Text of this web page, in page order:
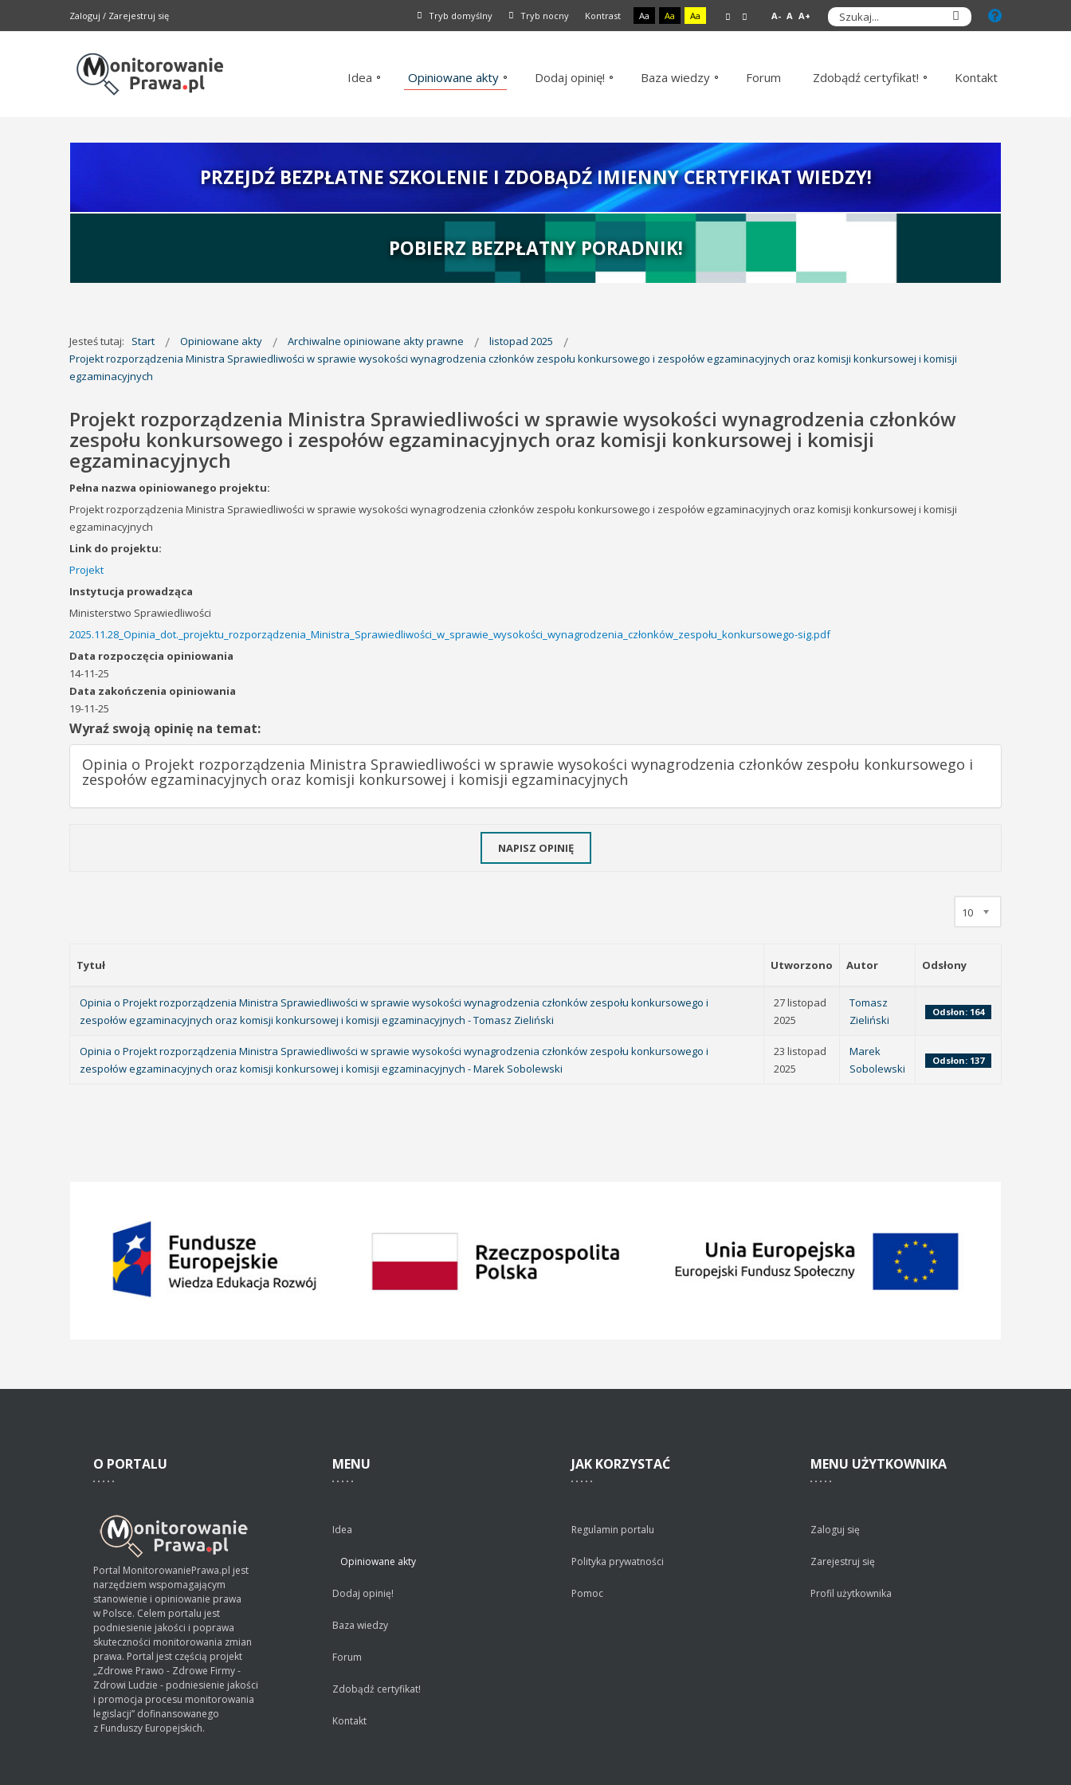
Zaloguj / Zarejestruj się Tryb domyślny Tryb nocny Kontrast Aa Aa Aa A- A A+
Idea Opiniowane akty Dodaj opinię! Baza wiedzy Forum Zdobądź certyfikat! Kontakt
PRZEJDŹ BEZPŁATNE SZKOLENIE I ZDOBĄDŹ IMIENNY CERTYFIKAT WIEDZY!
POBIERZ BEZPŁATNY PORADNIK!
Jesteś tutaj: Start Opiniowane akty Archiwalne opiniowane akty prawne
listopad 2025
Projekt rozporządzenia Ministra Sprawiedliwości w sprawie wysokości wynagrodzenia członków zespołu konkursowego i zespołów egzaminacyjnych oraz komisji konkursowej i komisji
egzaminacyjnych
Projekt rozporządzenia Ministra Sprawiedliwości w sprawie wysokości wynagrodzenia członków
zespołu konkursowego i zespołów egzaminacyjnych oraz komisji konkursowej i komisji
egzaminacyjnych
Pełna nazwa opiniowanego projektu:
Projekt rozporządzenia Ministra Sprawiedliwości w sprawie wysokości wynagrodzenia członków zespołu konkursowego i zespołów egzaminacyjnych oraz komisji konkursowej i komisji
egzaminacyjnych
Link do projektu:
Projekt
Instytucja prowadząca
Ministerstwo Sprawiedliwości
2025.11.28_Opinia_dot._projektu_rozporządzenia_Ministra_Sprawiedliwości_w_sprawie_wysokości_wynagrodzenia_członków_zespołu_konkursowego-sig.pdf
Data rozpoczęcia opiniowania
14-11-25
Data zakończenia opiniowania
19-11-25
Wyraź swoją opinię na temat:
Opinia o Projekt rozporządzenia Ministra Sprawiedliwości w sprawie wysokości wynagrodzenia członków zespołu konkursowego i
zespołów egzaminacyjnych oraz komisji konkursowej i komisji egzaminacyjnych
NAPISZ OPINIĘ
10
Tytuł Utworzono Autor Odsłony
Opinia o Projekt rozporządzenia Ministra Sprawiedliwości w sprawie wysokości wynagrodzenia członków zespołu konkursowego i
zespołów egzaminacyjnych oraz komisji konkursowej i komisji egzaminacyjnych - Tomasz Zieliński
27 listopad
2025
Tomasz
Zieliński
Odsłon: 164
Opinia o Projekt rozporządzenia Ministra Sprawiedliwości w sprawie wysokości wynagrodzenia członków zespołu konkursowego i
zespołów egzaminacyjnych oraz komisji konkursowej i komisji egzaminacyjnych - Marek Sobolewski
23 listopad
2025
Marek
Sobolewski
Odsłon: 137
O PORTALU
Portal MonitorowaniePrawa.pl jest
narzędziem wspomagającym
stanowienie i opiniowanie prawa
w Polsce. Celem portalu jest
podniesienie jakości i poprawa
skuteczności monitorowania zmian
prawa. Portal jest częścią projekt
„Zdrowe Prawo - Zdrowe Firmy -
Zdrowi Ludzie - podniesienie jakości
i promocja procesu monitorowania
legislacji” dofinansowanego
z Funduszy Europejskich.
MENU
Idea
Opiniowane akty
Dodaj opinię!
Baza wiedzy
Forum
Zdobądź certyfikat!
Kontakt
JAK KORZYSTAĆ
Regulamin portalu
Polityka prywatności
Pomoc
MENU UŻYTKOWNIKA
Zaloguj się
Zarejestruj się
Profil użytkownika